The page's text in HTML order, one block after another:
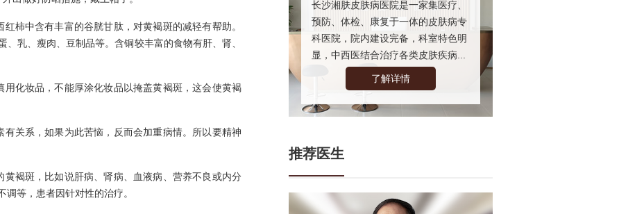
柿中含有丰富的谷胱甘肽，对黄褐斑的减轻有帮助。
乳、瘦肉、豆制品等。含铜较丰富的食物有肝、肾、
化妆品，不能厚涂化妆品以掩盖黄褐斑，这会使黄褐
关系，如果为此苦恼，反而会加重病情。所以要精神
褐斑，比如说肝病、肾病、血液病、营养不良或内分
等，患者因针对性的治疗。
长沙湘肤皮肤病医院是一家集医疗、
预防、体检、康复于一体的皮肤病专
科医院，院内建设完备，科室特色明
显，中西医结合治疗各类皮肤疾病...
了解详情
推荐医生